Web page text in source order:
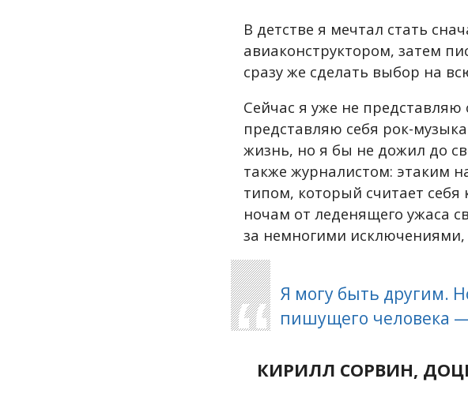
В детстве я мечтал стать
авиаконструктором, затем
сразу же сделать выбор на
Сейчас я уже не
представляю себя рок-
жизнь, но я бы не дожил до
также журналистом: этаким
типом, который считает
ночам от леденящего ужаса
за немногими
Я могу быть другим.
пишущего человека
КИРИЛЛ СОРВИН,